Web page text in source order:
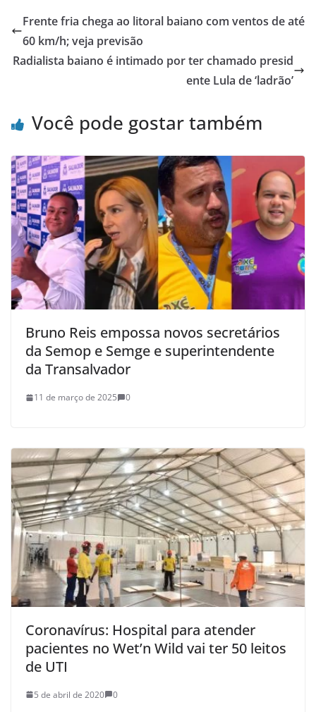
Frente fria chega ao litoral baiano com ventos de até
60 km/h; veja previsão
Radialista baiano é intimado por ter chamado presid
ente Lula de ‘ladrão’
Você pode gostar também
Bruno Reis empossa novos secretários
da Semop e Semge e superintendente
da Transalvador
11 de março de 2025 0
Coronavírus: Hospital para atender
pacientes no Wet’n Wild vai ter 50 leitos
de UTI
5 de abril de 2020 0